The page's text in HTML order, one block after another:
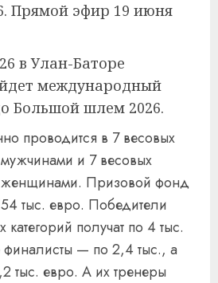
Прямой эфир 19 июня
в Улан-Баторе
международный
Большой шлем 2026.
проводится в 7 весовых
и 7 весовых
женщинами. Призовой фонд
тыс. евро. Победители
получат по 4 тыс.
— по 2,4 тыс., а
тыс. евро. А их тренеры